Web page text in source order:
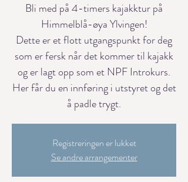
Bli med på 4-timers kajakktur på
Himmelblå-øya Ylvingen!
Dette er et flott utgangspunkt for deg
som er fersk når det kommer til kajakk
og er lagt opp som et NPF Introkurs.
Her får du en innføring i utstyret og det
Registreringen er lukket
Se andre arrangementer